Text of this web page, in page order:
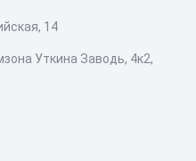
14
Уткина Заводь, 4к2,